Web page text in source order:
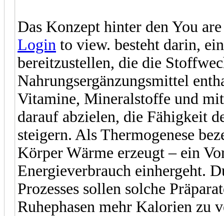
Das Konzept hinter den You
Login to view. besteht darin,
bereitzustellen, die die
Nahrungsergänzungsmittel
Vitamine, Mineralstoffe und
darauf abzielen, die Fähigkeit
steigern. Als Thermogenese
Körper Wärme erzeugt – ein
Energieverbrauch einhergeht.
Prozesses sollen solche
Ruhephasen mehr Kalorien zu